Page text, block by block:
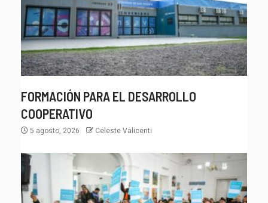
FORMACIÓN PARA EL DESARROLLO
COOPERATIVO
5 agosto, 2026 Celeste Valicenti